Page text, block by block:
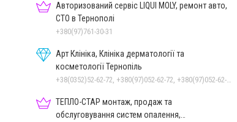
Авторизований сервіс LIQUI MOLY, ремонт авто,
СТО в Тернополі
+380(97)761-30-31
Арт Клініка, Клініка дерматології та
косметології Тернопіль
+38(0352)52-62-72, +380(97)052-62-72, +380(97)052-62-72
ТЕПЛО-СТАР монтаж, продаж та
обслуговування систем опалення,